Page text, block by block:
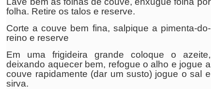
folha. Retire os talos e reserve.
Corte a couve bem fina, salpique a pimenta-do-
reino e reserve
Em uma frigideira grande coloque o azeite,
deixando aquecer bem, refogue o alho e jogue a
couve rapidamente (dar um susto) jogue o sal e
sirva.